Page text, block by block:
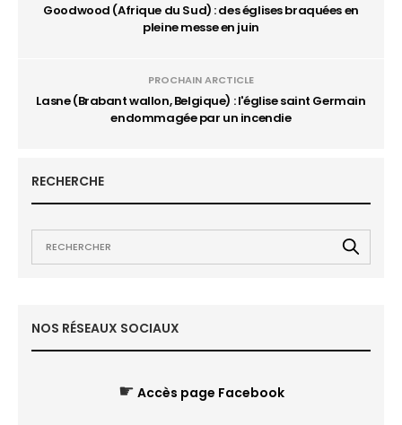
Goodwood (Afrique du Sud) : des églises braquées en
pleine messe en juin
PROCHAIN ARCTICLE
Lasne (Brabant wallon, Belgique) : l'église saint Germain
endommagée par un incendie
RECHERCHE
NOS RÉSEAUX SOCIAUX
☛ Accès page Facebook